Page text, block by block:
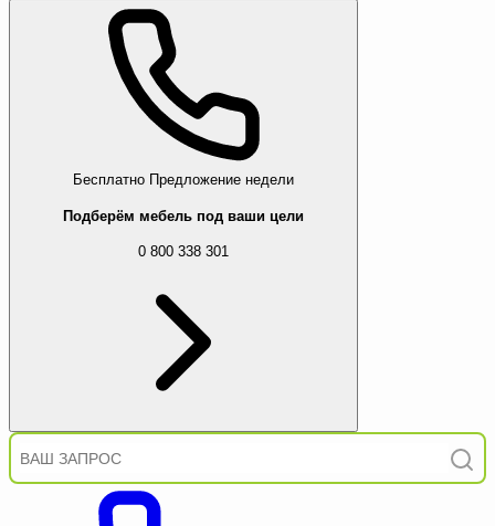
Бесплатно Предложение недели
Подберём мебель под ваши цели
0 800 338 301